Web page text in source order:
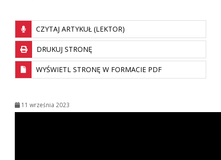
CZYTAJ ARTYKUŁ (LEKTOR)
DRUKUJ STRONĘ
WYŚWIETL STRONĘ W FORMACIE PDF
11 września 2023